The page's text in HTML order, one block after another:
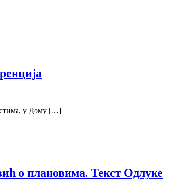
у Дому […]
о плановима. Текст Одлуке